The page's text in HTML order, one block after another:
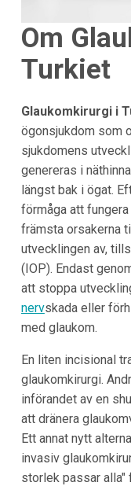
Om
Turkiet
Glaukomkirurgi i
ögonsjukdom som
sjukdomens
genereras i
längst bak i ögat.
förmåga att
främsta orsakerna
utvecklingen av,
(IOP). Endast
att stoppa
nervskada eller
med glaukom.
En liten incisional
glaukomkirurgi.
införandet av en
att dränera
Ett annat nytt
invasiv
storlek passar alla"